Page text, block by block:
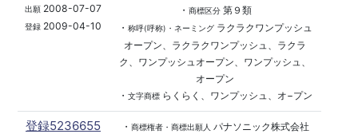
出願 2008-07-07
登録 2009-04-10
・ 商標区分第９類
・ 称呼(呼称)・ネーミングラクラクワンプッシュ
オープン、ラクラクワンプッシュ、ラクラ
ク、ワンプッシュオープン、ワンプッシュ、
オープン
・ 文字商標らくらく、ワンプッシュ、オ−プン
登録5236655 ・ 商標権者・商標出願人 パナソニック株式会社